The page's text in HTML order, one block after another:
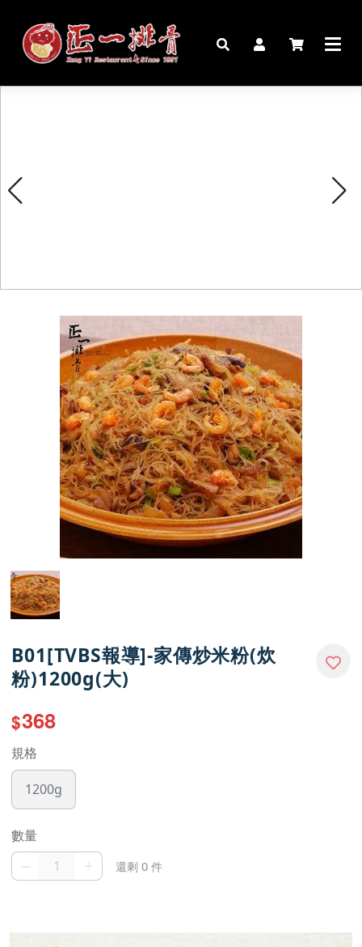
購物說明
媒體報導
門市資訊
B01[TVBS報導]-家傳炒米粉(炊
粉)1200g(大)
$368
規格
1200g
數量
還剩 0 件